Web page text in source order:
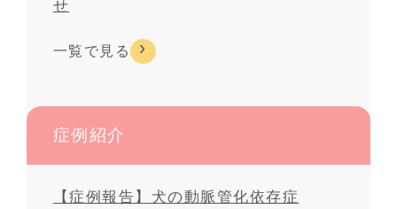
せ
一覧で見る
症例紹介
【症例報告】犬の動脈管化依存症